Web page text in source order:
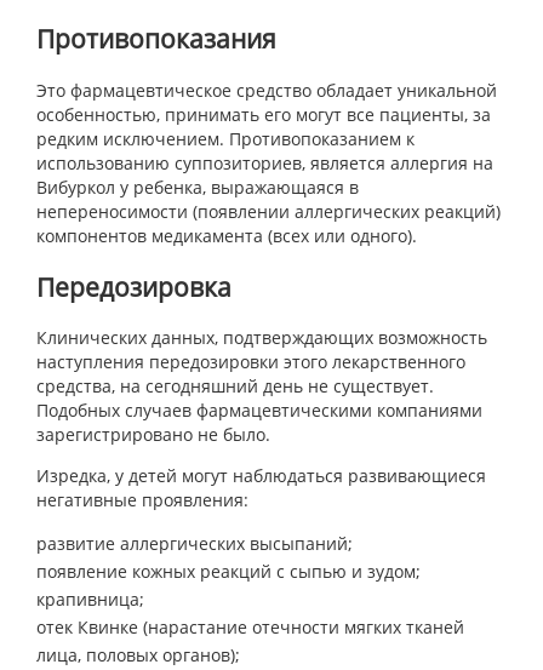
Противопоказания
Это фармацевтическое средство обладает уникальной
особенностью, принимать его могут все пациенты, за
редким исключением. Противопоказанием к
использованию суппозиториев, является аллергия на
Вибуркол у ребенка, выражающаяся в
непереносимости (появлении аллергических реакций)
компонентов медикамента (всех или одного).
Передозировка
Клинических данных, подтверждающих возможность
наступления передозировки этого лекарственного
средства, на сегодняшний день не существует.
Подобных случаев фармацевтическими компаниями
зарегистрировано не было.
Изредка, у детей могут наблюдаться развивающиеся
негативные проявления:
развитие аллергических высыпаний;
появление кожных реакций с сыпью и зудом;
крапивница;
отек Квинке (нарастание отечности мягких тканей
лица, половых органов);